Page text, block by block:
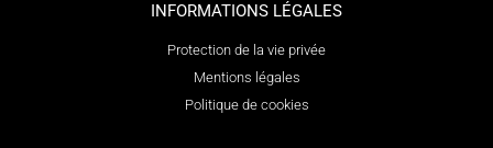
INFORMATIONS LÉGALES
Protection de la vie privée
Mentions légales
Politique de cookies